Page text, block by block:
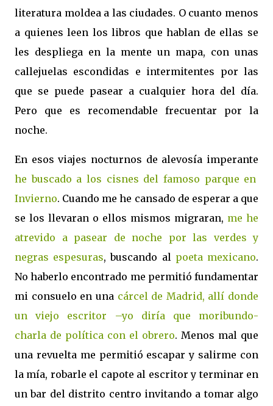
literatura moldea a las ciudades. O cuanto menos
a quienes leen los libros que hablan de ellas se
les despliega en la mente un mapa, con unas
callejuelas escondidas e intermitentes por las
que se puede pasear a cualquier hora del día.
Pero que es recomendable frecuentar por la
noche.
En esos viajes nocturnos de alevosía imperante
he buscado a los cisnes del famoso parque en
Invierno. Cuando me he cansado de esperar a que
se los llevaran o ellos mismos migraran, me he
atrevido a pasear de noche por las verdes y
negras espesuras, buscando al poeta mexicano.
No haberlo encontrado me permitió fundamentar
mi consuelo en una cárcel de Madrid, allí donde
un viejo escritor –yo diría que moribundo-
charla de política con el obrero. Menos mal que
una revuelta me permitió escapar y salirme con
la mía, robarle el capote al escritor y terminar en
un bar del distrito centro invitando a tomar algo